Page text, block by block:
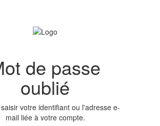
de passe
oublié
votre identifiant ou l'adresse e-
mail liée à votre compte.